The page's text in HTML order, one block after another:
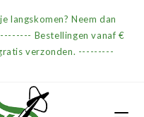
langskomen? Neem dan
Bestellingen vanaf €
verzonden. ---------